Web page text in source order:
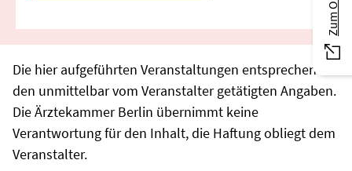
Die hier aufgeführten Veranstaltungen entsprechen
den unmittelbar vom Veranstalter getätigten Angaben.
Die Ärztekammer Berlin übernimmt keine
Verantwortung für den Inhalt, die Haftung obliegt dem
Veranstalter.